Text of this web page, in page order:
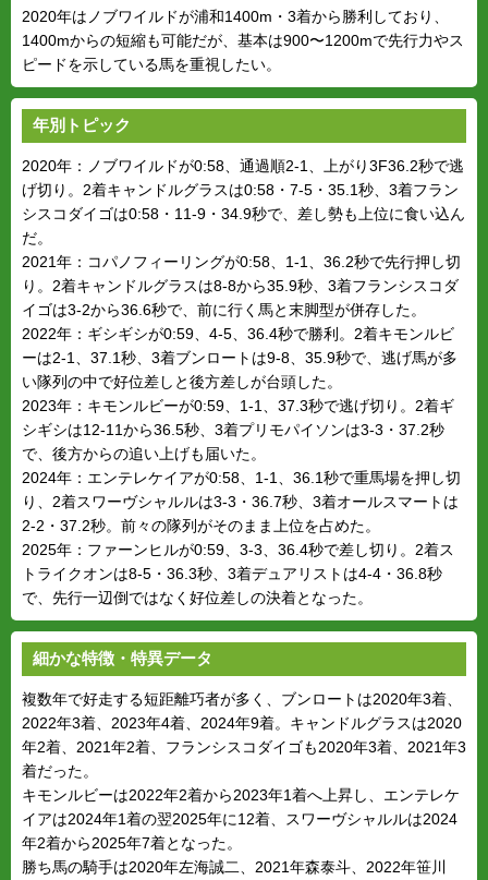
2020年はノブワイルドが浦和1400m・3着から勝利しており、
1400mからの短縮も可能だが、基本は900〜1200mで先行力やス
ピードを示している馬を重視したい。
年別トピック
2020年：ノブワイルドが0:58、通過順2-1、上がり3F36.2秒で逃
げ切り。2着キャンドルグラスは0:58・7-5・35.1秒、3着フラン
シスコダイゴは0:58・11-9・34.9秒で、差し勢も上位に食い込ん
だ。
2021年：コパノフィーリングが0:58、1-1、36.2秒で先行押し切
り。2着キャンドルグラスは8-8から35.9秒、3着フランシスコダ
イゴは3-2から36.6秒で、前に行く馬と末脚型が併存した。
2022年：ギシギシが0:59、4-5、36.4秒で勝利。2着キモンルビ
ーは2-1、37.1秒、3着ブンロートは9-8、35.9秒で、逃げ馬が多
い隊列の中で好位差しと後方差しが台頭した。
2023年：キモンルビーが0:59、1-1、37.3秒で逃げ切り。2着ギ
シギシは12-11から36.5秒、3着プリモパイソンは3-3・37.2秒
で、後方からの追い上げも届いた。
2024年：エンテレケイアが0:58、1-1、36.1秒で重馬場を押し切
り、2着スワーヴシャルルは3-3・36.7秒、3着オールスマートは
2-2・37.2秒。前々の隊列がそのまま上位を占めた。
2025年：ファーンヒルが0:59、3-3、36.4秒で差し切り。2着ス
トライクオンは8-5・36.3秒、3着デュアリストは4-4・36.8秒
で、先行一辺倒ではなく好位差しの決着となった。
細かな特徴・特異データ
複数年で好走する短距離巧者が多く、ブンロートは2020年3着、
2022年3着、2023年4着、2024年9着。キャンドルグラスは2020
年2着、2021年2着、フランシスコダイゴも2020年3着、2021年3
着だった。
キモンルビーは2022年2着から2023年1着へ上昇し、エンテレケ
イアは2024年1着の翌2025年に12着、スワーヴシャルルは2024
年2着から2025年7着となった。
勝ち馬の騎手は2020年左海誠二、2021年森泰斗、2022年笹川